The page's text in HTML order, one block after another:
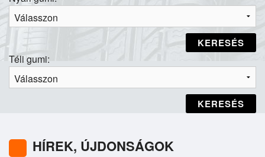
KERESÉS
Téli gumi:
KERESÉS
HÍREK, ÚJDONSÁGOK